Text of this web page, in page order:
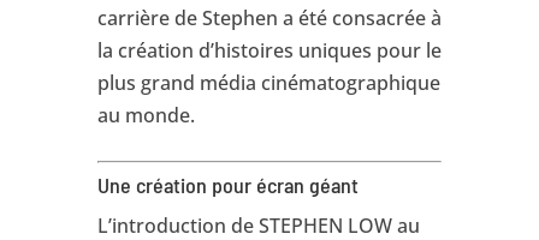
carrière de Stephen a été consacrée à
la création d’histoires uniques pour le
plus grand média cinématographique
au monde.
Une création pour écran géant
L’introduction de STEPHEN LOW au